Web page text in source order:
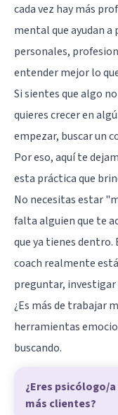
cada vez hay más
mental que ayudan a
personales,
entender mejor lo
Si sientes que algo
quieres crecer en
empezar, buscar un
Por eso, aquí te
esta práctica que
No necesitas estar
falta alguien que te
que ya tienes dentro.
coach realmente
preguntar, investigar
¿Es más de trabajar
herramientas
buscando.
¿Eres psicólogo/
más clientes?